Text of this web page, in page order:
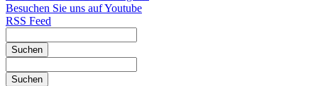
Besuchen Sie uns auf Youtube
RSS Feed
Suchen
Suchen